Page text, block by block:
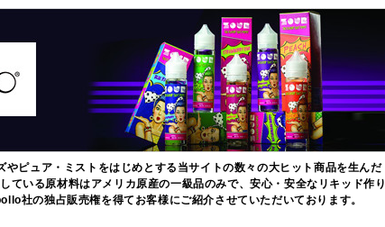
ピュア・ミストをはじめとする当サイトの数々の大ヒット商品を生んだ
ている原材料はアメリカ原産の一級品のみで、安心・安全なリキッド作り
社の独占販売権を得てお客様にご紹介させていただいております。